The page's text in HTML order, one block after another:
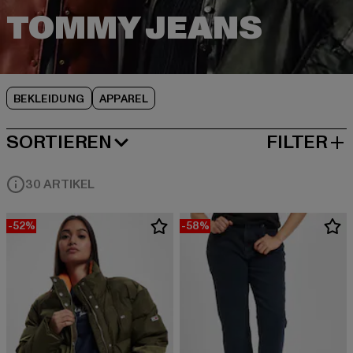
BEKLEIDUNG APPAREL
SORTIEREN
BELIEBTESTE FILTER
30 ARTIKEL
-52% -58%